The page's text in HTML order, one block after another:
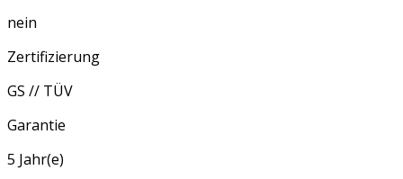
nein
Zertifizierung
GS // TÜV
Garantie
5 Jahr(e)